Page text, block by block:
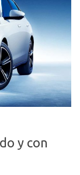
y con